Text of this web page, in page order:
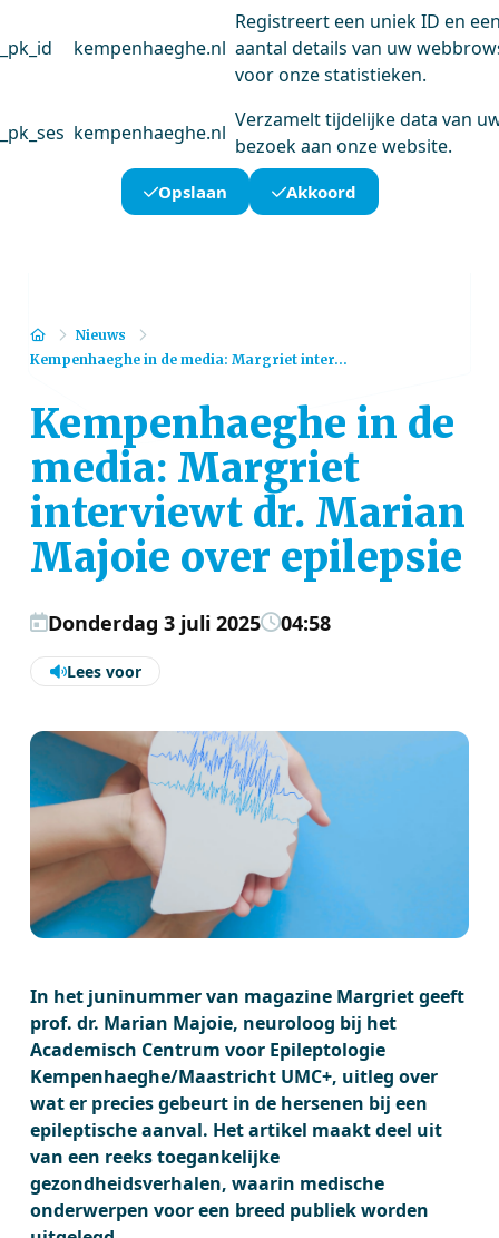
_pk_id kempenhaeghe.nl
Registreert een uniek ID en
aantal details van uw
voor onze statistieken.
_pk_ses kempenhaeghe.nl
Verzamelt tijdelijke data van
bezoek aan onze website.
Opslaan Akkoord
HomeNieuws
Kempenhaeghe in de media: Margriet inter...
Kempenhaeghe in de
media: Margriet
interviewt dr. Marian
Majoie over epilepsie
Donderdag 3 juli 2025 04:58
Lees voor
In het juninummer van magazine Margriet geeft
prof. dr. Marian Majoie, neuroloog bij het
Academisch Centrum voor Epileptologie
Kempenhaeghe/Maastricht UMC+, uitleg over
wat er precies gebeurt in de hersenen bij een
epileptische aanval. Het artikel maakt deel uit
van een reeks toegankelijke
gezondheidsverhalen, waarin medische
onderwerpen voor een breed publiek worden